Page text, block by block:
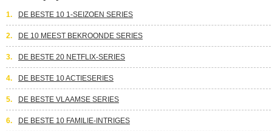
1. DE BESTE 10 1-SEIZOEN SERIES
2. DE 10 MEEST BEKROONDE SERIES
3. DE BESTE 20 NETFLIX-SERIES
4. DE BESTE 10 ACTIESERIES
5. DE BESTE VLAAMSE SERIES
6. DE BESTE 10 FAMILIE-INTRIGES